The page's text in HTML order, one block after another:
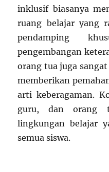
inklusif biasanya
ruang belajar yang
pendamping
pengembangan
orang tua juga
memberikan
arti keberagaman.
guru, dan orang
lingkungan belajar
semua siswa.